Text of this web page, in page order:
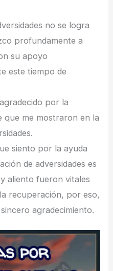
no se logra
profundamente a
su apoyo
este tiempo de
por la
que me mostraron en la
siento por la ayuda
de adversidades es
aliento fueron vitales
recuperación, por eso,
agradecimiento.